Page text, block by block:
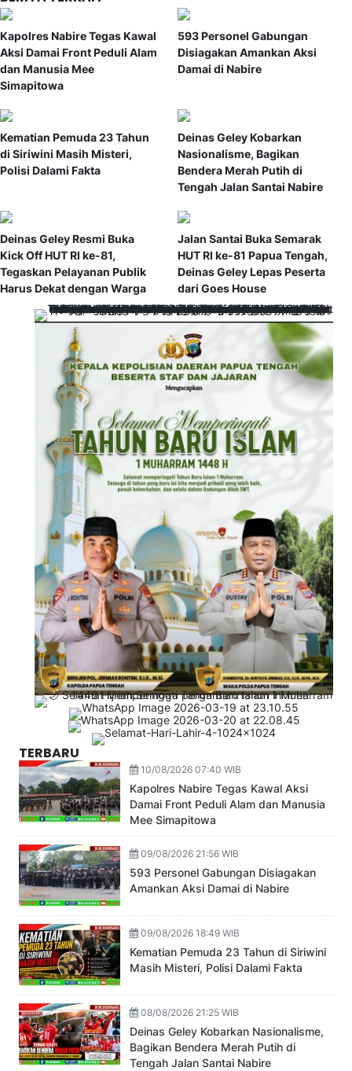
Kapolres Nabire Tegas Kawal
Aksi Damai Front Peduli Alam
dan Manusia Mee
Simapitowa
593 Personel Gabungan
Disiagakan Amankan Aksi
Damai di Nabire
Kematian Pemuda 23 Tahun
di Siriwini Masih Misteri,
Polisi Dalami Fakta
Deinas Geley Kobarkan
Nasionalisme, Bagikan
Bendera Merah Putih di
Tengah Jalan Santai Nabire
Deinas Geley Resmi Buka
Kick Off HUT RI ke-81,
Tegaskan Pelayanan Publik
Harus Dekat dengan Warga
Jalan Santai Buka Semarak
HUT RI ke-81 Papua Tengah,
Deinas Geley Lepas Peserta
dari Goes House
TERBARU
10/08/2026 07:40 WIB
Kapolres Nabire Tegas Kawal Aksi
Damai Front Peduli Alam dan Manusia
Mee Simapitowa
09/08/2026 21:56 WIB
593 Personel Gabungan Disiagakan
Amankan Aksi Damai di Nabire
09/08/2026 18:49 WIB
Kematian Pemuda 23 Tahun di Siriwini
Masih Misteri, Polisi Dalami Fakta
08/08/2026 21:25 WIB
Deinas Geley Kobarkan Nasionalisme,
Bagikan Bendera Merah Putih di
Tengah Jalan Santai Nabire